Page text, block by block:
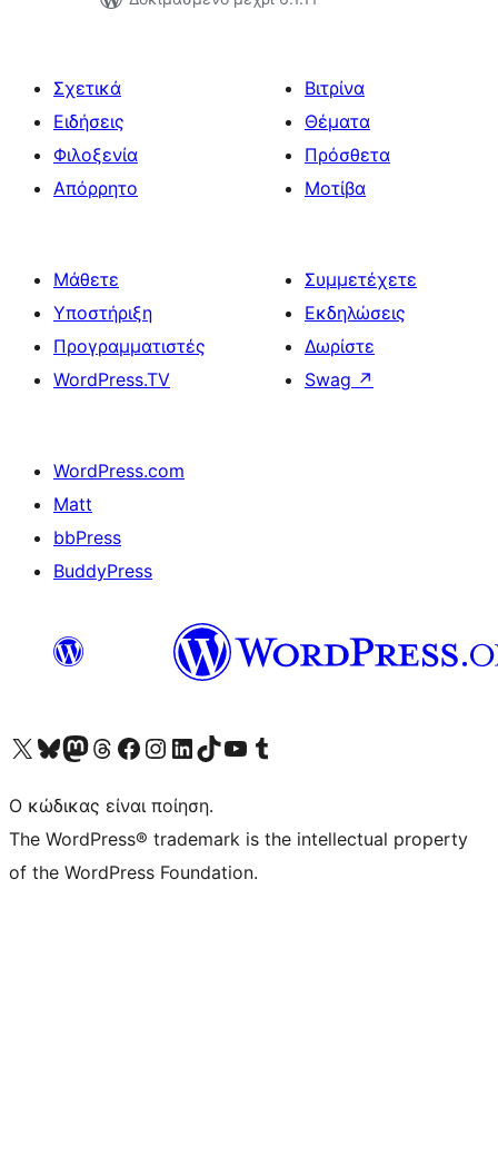
Σχετικά
Ειδήσεις
Φιλοξενία
Απόρρητο
Βιτρίνα
Θέματα
Πρόσθετα
Μοτίβα
Μάθετε
Υποστήριξη
Προγραμματιστές
WordPress.TV
Συμμετέχετε
Εκδηλώσεις
Δωρίστε
Swag ↗
WordPress.com
Matt
bbPress
BuddyPress
Visit our X (formerly Twitter) account
Visit our Bluesky account
Επισκεφθείτε τον λογαριασμό μας στο Mastodon
Visit our Threads account
Επισκεφτείτε τη σελίδα μας στο Facebook
Επισκεφθείτε τον λογαριασμό μας Instagram
Επισκεφθείτε τον λογαριασμό μας LinkedIn
Visit our TikTok account
Visit our YouTube channel
Visit our Tumblr account
Ο κώδικας είναι ποίηση.
The WordPress® trademark is the intellectual property
of the WordPress Foundation.